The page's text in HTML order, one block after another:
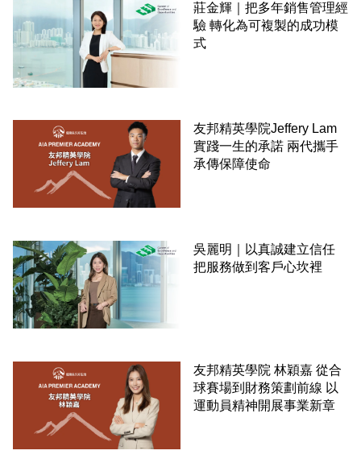
莊金輝｜把多年銷售管理經
驗 轉化為可複製的成功模
式
友邦精英學院Jeffery Lam
實踐一生的承諾 兩代攜手
承傳保障使命
吳麗明｜以真誠建立信任
把服務做到客戶心坎裡
友邦精英學院 林穎嘉 從合
球賽場到財務策劃前線 以
運動員精神開展事業新章